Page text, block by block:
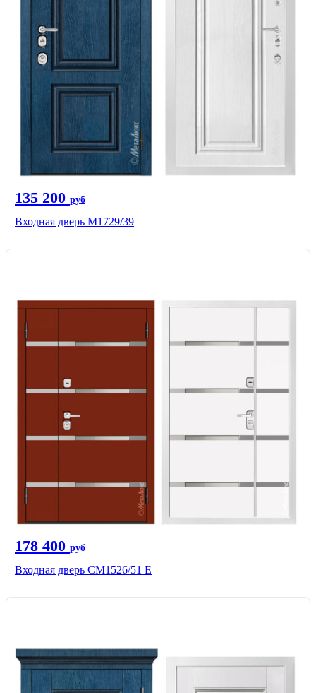
135 200 руб
Входная дверь М1729/39
178 400 руб
Входная дверь CМ1526/51 Е